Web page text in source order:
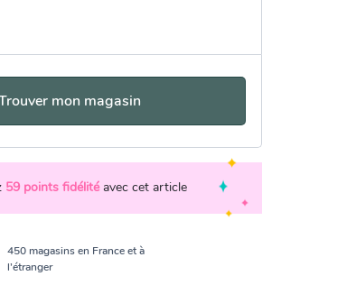
mon magasin
59 points fidélité avec cet article
450 magasins en France et à
l’étranger